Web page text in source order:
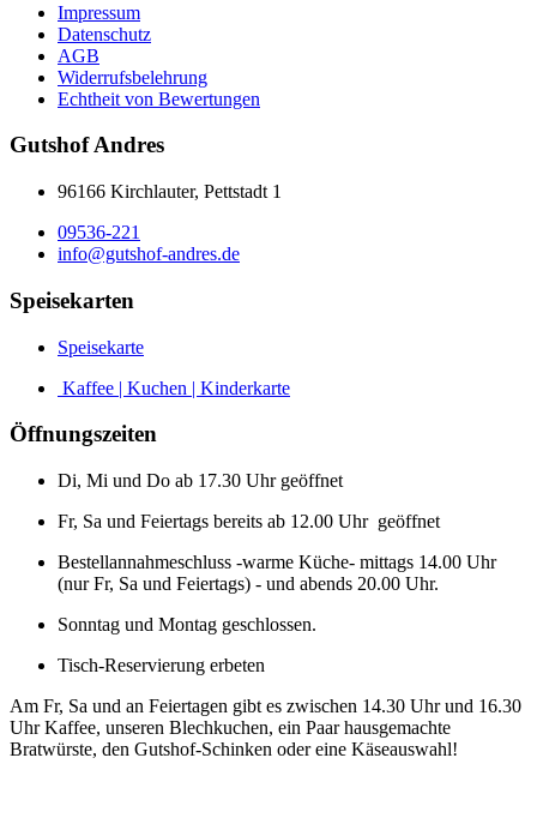
Impressum
Datenschutz
AGB
Widerrufsbelehrung
Echtheit von Bewertungen
Gutshof Andres
96166 Kirchlauter, Pettstadt 1
09536-221
info@gutshof-andres.de
Speisekarten
Speisekarte
Kaffee | Kuchen | Kinderkarte
Öffnungszeiten
Di, Mi und Do ab 17.30 Uhr geöffnet
Fr, Sa und Feiertags bereits ab 12.00 Uhr geöffnet
Bestellannahmeschluss -warme Küche- mittags 14.00 Uhr
(nur Fr, Sa und Feiertags) - und abends 20.00 Uhr.
Sonntag und Montag geschlossen.
Tisch-Reservierung erbeten
Am Fr, Sa und an Feiertagen gibt es zwischen 14.30 Uhr und 16.30
Uhr Kaffee, unseren Blechkuchen, ein Paar hausgemachte
Bratwürste, den Gutshof-Schinken oder eine Käseauswahl!